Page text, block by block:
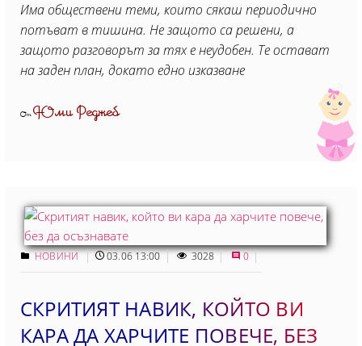
Има обществени теми, които сякаш периодично
потъват в тишина. Не защото са решени, а
защото разговорът за тях е неудобен. Те остават
на заден план, докато едно изказване
ОтЮми Реджеб
НОВИНИ 03.06 13:00 3028 0
СКРИТИЯТ НАВИК, КОЙТО ВИ
КАРА ДА ХАРЧИТЕ ПОВЕЧЕ, БЕЗ